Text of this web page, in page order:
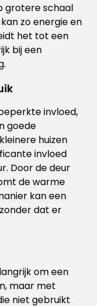
grotere schaal
zo energie en
het tot een
bij een
invloed,
goede
huizen
invloed
Door de deur
de warme
kan een
dat er
om een
maar met
niet gebruikt